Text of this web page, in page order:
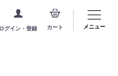
ログイン・登録 カート メニュー